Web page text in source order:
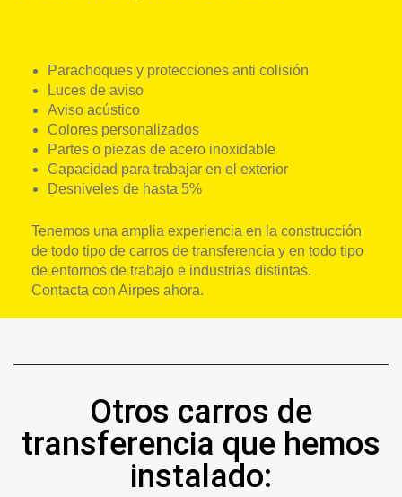
Parachoques y protecciones anti colisión
Luces de aviso
Aviso acústico
Colores personalizados
Partes o piezas de acero inoxidable
Capacidad para trabajar en el exterior
Desniveles de hasta 5%
Tenemos una amplia experiencia en la construcción
de todo tipo de carros de transferencia y en todo tipo
de entornos de trabajo e industrias distintas.
Contacta con Airpes ahora.
Otros carros de
transferencia que hemos
instalado: